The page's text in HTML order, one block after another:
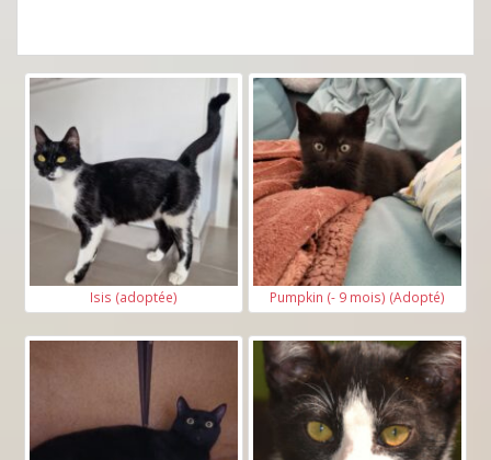
Isis (adoptée) Pumpkin (- 9 mois) (Adopté)